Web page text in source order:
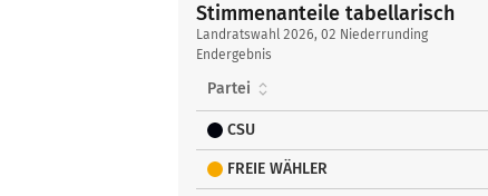
Stimmenanteile tabellarisch
Stimmenanteile
tabellarisch
Landratswahl 2026, 02 Niederrunding
Endergebnis
Partei
CSU
FREIE WÄHLER